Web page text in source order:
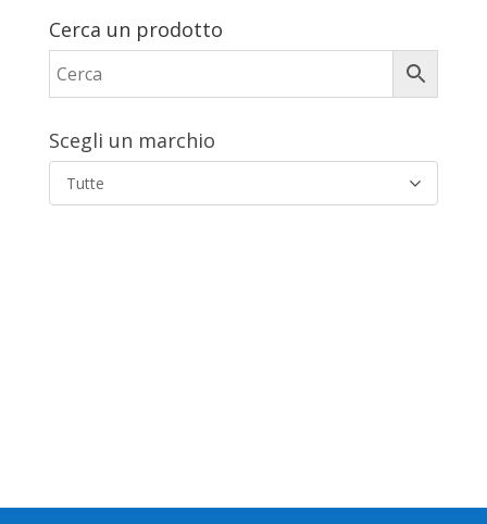
Cerca un prodotto
Scegli un marchio
Tutte